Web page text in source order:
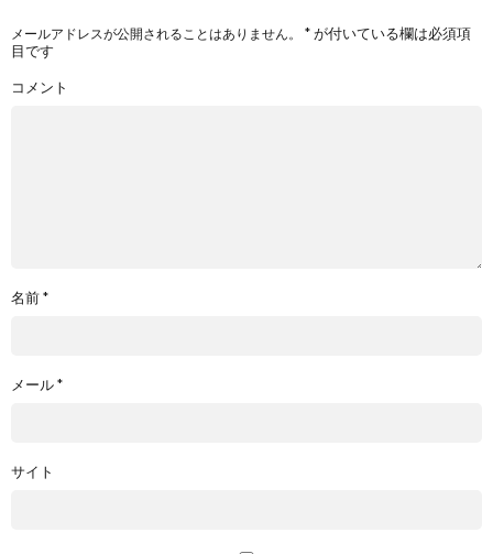
メールアドレスが公開されることはありません。 *が付いている欄は必須項
目です
コメント
名前*
メール*
サイト